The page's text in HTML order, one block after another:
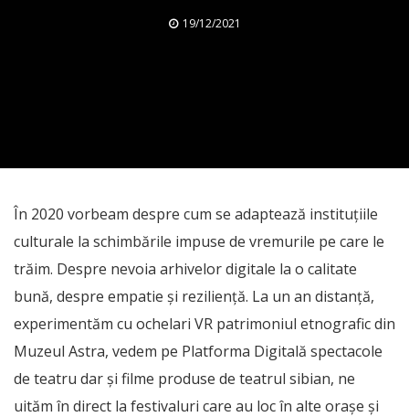
19/12/2021
În 2020 vorbeam despre cum se adaptează instituţiile
culturale la schimbările impuse de vremurile pe care le
trăim. Despre nevoia arhivelor digitale la o calitate
bună, despre empatie şi rezilienţă. La un an distanţă,
experimentăm cu ochelari VR patrimoniul etnografic din
Muzeul Astra, vedem pe Platforma Digitală spectacole
de teatru dar şi filme produse de teatrul sibian, ne
uităm în direct la festivaluri care au loc în alte oraşe şi